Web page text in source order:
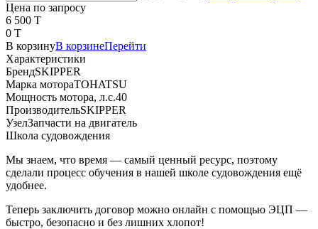
Цена по запросу
6 500 T
0 T
В корзинуВ корзинеПерейти
Характеристики
БрендSKIPPER
Марка мотораTOHATSU
Мощность мотора, л.с.40
ПроизводительSKIPPER
УзелЗапчасти на двигатель
Школа судовождения
Мы знаем, что время — самый ценный ресурс, поэтому
сделали процесс обучения в нашей школе судовождения ещё
удобнее.
Теперь заключить договор можно онлайн с помощью ЭЦП —
быстро, безопасно и без лишних хлопот!